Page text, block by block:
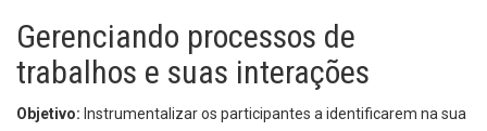
Gerenciando processos de
trabalhos e suas interações
Objetivo: Instrumentalizar os participantes a identificarem na sua